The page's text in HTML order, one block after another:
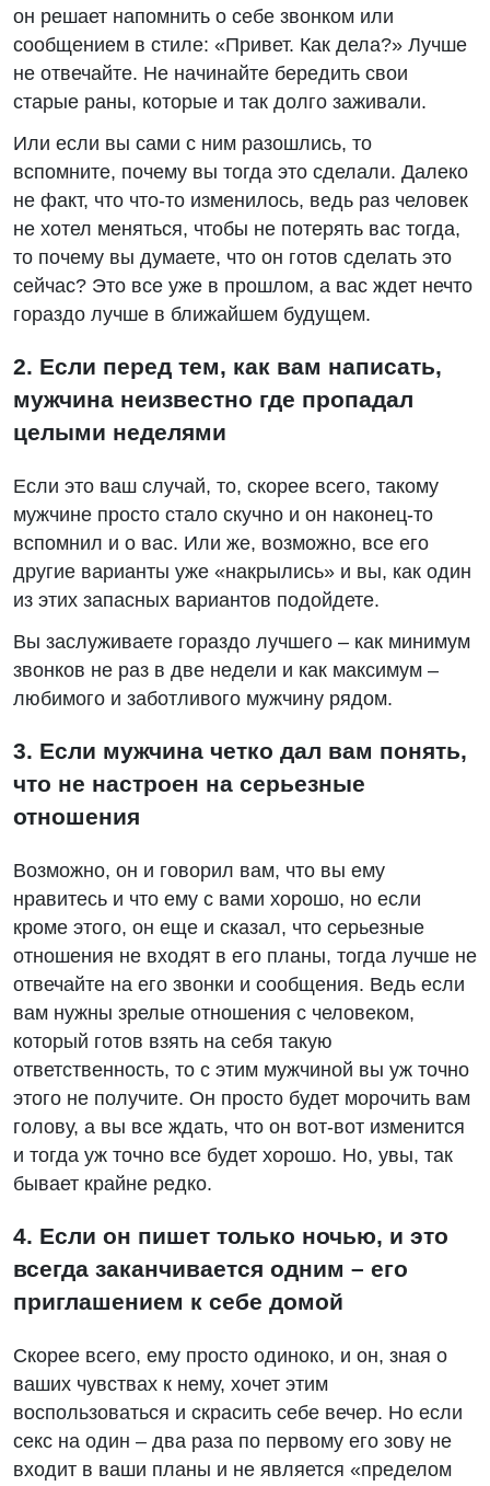
он решает напомнить о себе звонком или
сообщением в стиле: «Привет. Как дела?» Лучше
не отвечайте. Не начинайте бередить свои
старые раны, которые и так долго заживали.
Или если вы сами с ним разошлись, то
вспомните, почему вы тогда это сделали. Далеко
не факт, что что-то изменилось, ведь раз человек
не хотел меняться, чтобы не потерять вас тогда,
то почему вы думаете, что он готов сделать это
сейчас? Это все уже в прошлом, а вас ждет нечто
гораздо лучше в ближайшем будущем.
2. Если перед тем, как вам написать,
мужчина неизвестно где пропадал
целыми неделями
Если это ваш случай, то, скорее всего, такому
мужчине просто стало скучно и он наконец-то
вспомнил и о вас. Или же, возможно, все его
другие варианты уже «накрылись» и вы, как один
из этих запасных вариантов подойдете.
Вы заслуживаете гораздо лучшего – как минимум
звонков не раз в две недели и как максимум –
любимого и заботливого мужчину рядом.
3. Если мужчина четко дал вам понять,
что не настроен на серьезные
отношения
Возможно, он и говорил вам, что вы ему
нравитесь и что ему с вами хорошо, но если
кроме этого, он еще и сказал, что серьезные
отношения не входят в его планы, тогда лучше не
отвечайте на его звонки и сообщения. Ведь если
вам нужны зрелые отношения с человеком,
который готов взять на себя такую ​​
ответственность, то с этим мужчиной вы уж точно
этого не получите. Он просто будет морочить вам
голову, а вы все ждать, что он вот-вот изменится
и тогда уж точно все будет хорошо. Но, увы, так
бывает крайне редко.
4. Если он пишет только ночью, и это
всегда заканчивается одним – его
приглашением к себе домой
Скорее всего, ему просто одиноко, и он, зная о
ваших чувствах к нему, хочет этим
воспользоваться и скрасить себе вечер. Но если
секс на один – два раза по первому его зову не
входит в ваши планы и не является «пределом